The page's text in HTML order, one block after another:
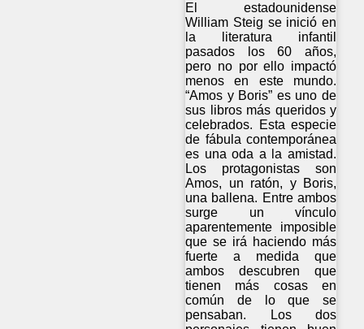
El estadounidense
William Steig se inició en
la literatura infantil
pasados los 60 años,
pero no por ello impactó
menos en este mundo.
“Amos y Boris” es uno de
sus libros más queridos y
celebrados. Esta especie
de fábula contemporánea
es una oda a la amistad.
Los protagonistas son
Amos, un ratón, y Boris,
una ballena. Entre ambos
surge un vínculo
aparentemente imposible
que se irá haciendo más
fuerte a medida que
ambos descubren que
tienen más cosas en
común de lo que se
pensaban. Los dos